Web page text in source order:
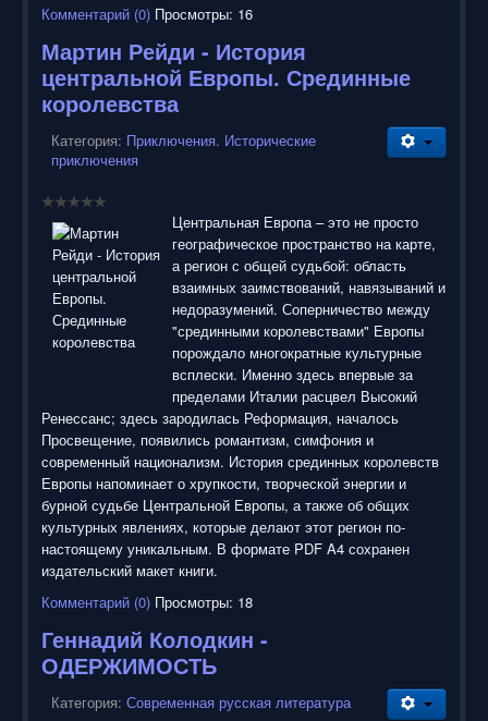
Комментарий (0) Просмотры: 16
Мартин Рейди - История
центральной Европы. Срединные
королевства
Категория: Приключения. Исторические
приключения
Центральная Европа – это не просто
географическое пространство на карте,
а регион с общей судьбой: область
взаимных заимствований, навязываний и
недоразумений. Соперничество между
"срединными королевствами" Европы
порождало многократные культурные
всплески. Именно здесь впервые за
пределами Италии расцвел Высокий
Ренессанс; здесь зародилась Реформация, началось
Просвещение, появились романтизм, симфония и
современный национализм. История срединных королевств
Европы напоминает о хрупкости, творческой энергии и
бурной судьбе Центральной Европы, а также об общих
культурных явлениях, которые делают этот регион по-
настоящему уникальным. В формате PDF A4 сохранен
издательский макет книги.
Комментарий (0) Просмотры: 18
Геннадий Колодкин -
ОДЕРЖИМОСТЬ
Категория: Современная русская литература